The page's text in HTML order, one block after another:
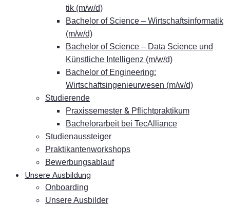
tik (m/w/d)
Ba­che­lor of Sci­ence – Wirt­schafts­in­for­ma­tik
(m/w/d)
Ba­che­lor of Sci­ence – Data Sci­ence und
Künst­li­che In­tel­li­genz (m/w/d)
Ba­che­lor of En­gi­nee­ring:
Wirtschaftsingenieurwesen (m/w/d)
Stu­die­ren­de
Pra­xis­se­mes­ter & Pflichtpraktikum
Ba­che­lor­ar­beit bei TecAlliance
Stu­di­en­aus­stei­ger
Prak­ti­kan­ten­work­shops
Be­wer­bungs­ab­lauf
Un­se­re Ausbildung
On­boar­ding
Un­se­re Ausbilder